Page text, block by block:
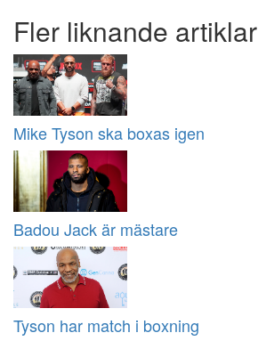
Fler liknande artiklar
Mike Tyson ska boxas igen
Badou Jack är mästare
Tyson har match i boxning